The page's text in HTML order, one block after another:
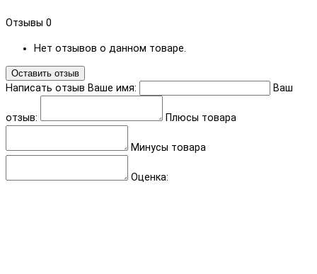
Отзывы 0
Нет отзывов о данном товаре.
Оставить отзыв
Написать отзыв Ваше имя: Ваш
отзыв: Плюсы товара
Минусы товара
Оценка: